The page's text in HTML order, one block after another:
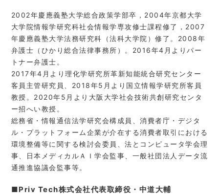
2002年慶應義塾大学総合政策学部卒，2004年京都大学
大学院情報学研究科社会情報学専攻修士課程修了，2007
年慶應義塾大学法務研究科（法科大学院）修了。2008年
弁護士（ひかり総合法律事務所）。2016年4月よりパー
トナー弁護士。
2017年4月より理化学研究所革新知能統合研究センター
客員主管研究員、2018年5月より国立情報学研究所客員
教授。2020年5月より大阪大学社会技術共創研究センタ
ー招へい教授。
総務省・情報通信法学研究会構成員、消費者庁・デジタ
ル・プラットフォーム企業が介在する消費者取引における
環境整備等に関する検討会委員、法とコンピュータ学会理
事、日本メディカルＡＩ学会監事、一般社団法人データ流
通推進協議会監事等。
■Priv Tech株式会社代表取締役・中道大輔